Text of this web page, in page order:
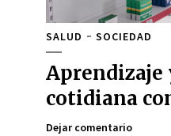
SALUD SOCIEDAD
Aprendizaje
cotidiana
Dejar comentario